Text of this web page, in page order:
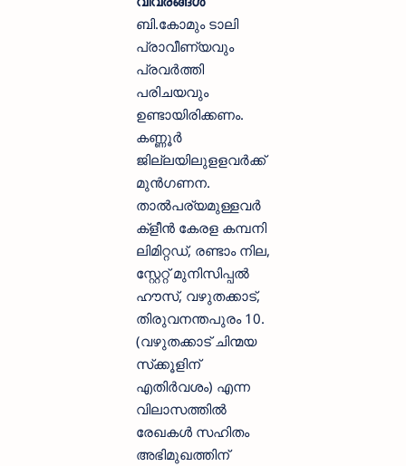
ബി.കോമും ടാലി
പ്രാവീണ്യവും
പ്രവർത്തി
പരിചയവും
ഉണ്ടായിരിക്കണം.
കണ്ണൂർ
ജില്ലയിലുളളവർക്ക്
മുൻഗണന.
താൽപര്യമുള്ളവർ
ക്‌ളീൻ കേരള കമ്പനി
ലിമിറ്റഡ്, രണ്ടാം നില,
സ്റ്റേറ്റ് മുനിസിപ്പൽ
ഹൗസ്, വഴുതക്കാട്,
തിരുവനന്തപുരം 10.
(വഴുതക്കാട് ചിന്മയ
സ്‌ക്കൂളിന്
എതിർവശം) എന്ന
വിലാസത്തിൽ
രേഖകൾ സഹിതം
അഭിമുഖത്തിന്